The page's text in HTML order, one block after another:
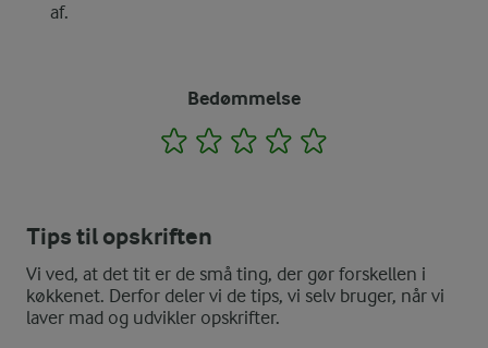
af.
Bedømmelse
1 2 3 4
Tips til opskriften
Vi ved, at det tit er de små ting, der gør forskellen i
køkkenet. Derfor deler vi de tips, vi selv bruger, når vi
laver mad og udvikler opskrifter.